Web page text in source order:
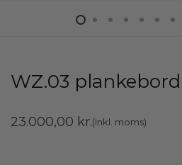
WZ.03 plankebord
23.000,00 kr.(Inkl. moms)